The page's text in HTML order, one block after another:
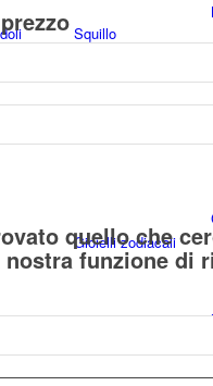
Squillo
Gioielli zodiacali
quello che
nostra funzione di